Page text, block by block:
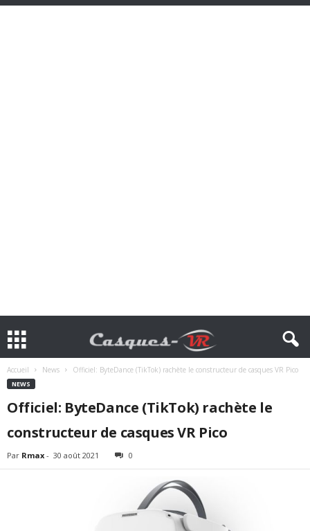
Accueil News Officiel: ByteDance (TikTok) rachète le constructeur de casques VR Pico
NEWS
Officiel: ByteDance (TikTok) rachète le
constructeur de casques VR Pico
Par Rmax - 30 août 2021 0